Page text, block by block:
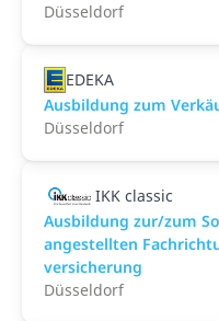
Düsseldorf
EDEKA
Ausbildung zum
Düsseldorf
IKK classic
Aus­bild­ung zur/zum
angestellten­
versicher­ung
Düsseldorf